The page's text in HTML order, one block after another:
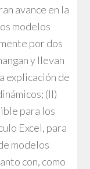
avance en la
modelos
por dos
y llevan
explicación de
(II)
para los
Excel, para
modelos
con, como